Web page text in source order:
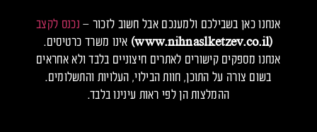
אנחנו כאן בשבילכם ולמענכם אבל חשוב לזכור – נכנס לקצב
(www.nihnaslketzev.co.il)
אינו משרד כרטיסים.
אנחנו מספקים קישורים לאתרים חיצוניים בלבד ולא אחראים
בשום צורה על התוכן, חוות הבילוי, העלויות והתשלומים.
ההמלצות הן לפי ראות עינינו בלבד.